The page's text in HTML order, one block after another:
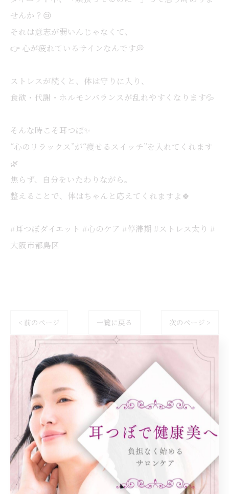
せんか？😢
それは意志が弱いんじゃなくて、
👉 心が疲れているサインなんです💭
ストレスが続くと、体は守りに入り、
食欲・代謝・ホルモンバランスが乱れやすくなります💦
そんな時こそ耳つぼ✨
“心のリラックス”が“痩せるスイッチ”を入れてくれます
🌿
焦らず、自分をいたわりながら。
整えることで、体はちゃんと応えてくれますよ🍀
#耳つぼダイエット #心のケア #停滞期 #ストレス太り #
大阪市都島区
< 前のページ 一覧に戻る 次のページ >
カテゴリー Categories
全てのカテゴリー
ダイエット
健康
美容エステ
食欲